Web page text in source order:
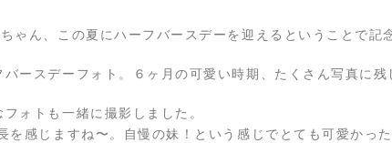
ゃん、この夏にハーフバースデーを迎えるということで記
ースデーフォト。６ヶ月の可愛い時期、たくさん写真に残
ォトも一緒に撮影しました。
感じますね〜。自慢の妹！という感じでとても可愛かった